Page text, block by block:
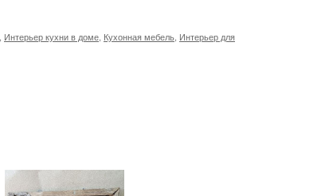
Интерьер кухни в доме Кухонная мебель Интерьер для